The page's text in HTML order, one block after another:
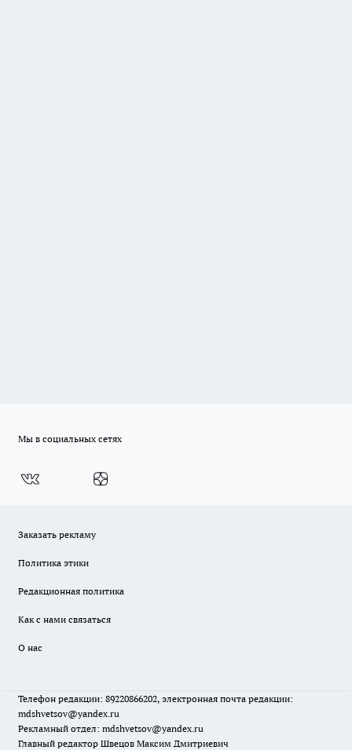
Мы в социальных сетях
Заказать рекламу
Политика этики
Редакционная политика
Как с нами связаться
О нас
Телефон редакции: 89220866202, электронная почта редакции:
mdshvetsov@yandex.ru
Рекламный отдел: mdshvetsov@yandex.ru
Главный редактор Швецов Максим Дмитриевич